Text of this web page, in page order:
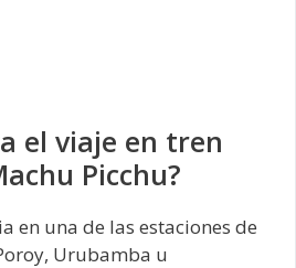
el viaje en tren
Picchu?
en una de las estaciones de
Urubamba u